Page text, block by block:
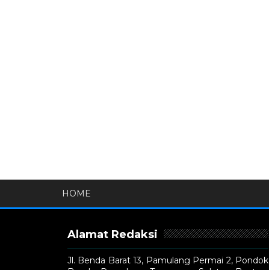
HOME
Alamat Redaksi
Jl. Benda Barat 13, Pamulang Permai 2, Pondok